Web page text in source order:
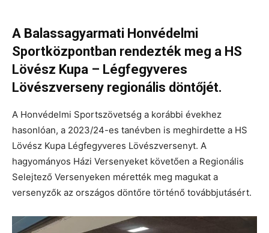
A Balassagyarmati Honvédelmi
Sportközpontban rendezték meg a HS
Lövész Kupa – Légfegyveres
Lövészverseny regionális döntőjét.
A Honvédelmi Sportszövetség a korábbi évekhez
hasonlóan, a 2023/24-es tanévben is meghirdette a HS
Lövész Kupa Légfegyveres Lövészversenyt. A
hagyományos Házi Versenyeket követően a Regionális
Selejtező Versenyeken mérették meg magukat a
versenyzők az országos döntőre történő továbbjutásért.